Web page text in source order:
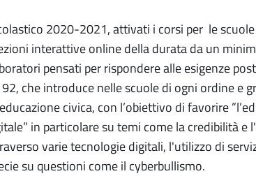
2020-2021, attivati i corsi per le
interattive online della durata da un
pensati per rispondere alle esigenze
che introduce nelle scuole di ogni ordine e
civica, con l’obiettivo di favorire
in particolare su temi come la credibilità
varie tecnologie digitali, l'utilizzo di
su questioni come il cyberbullismo.